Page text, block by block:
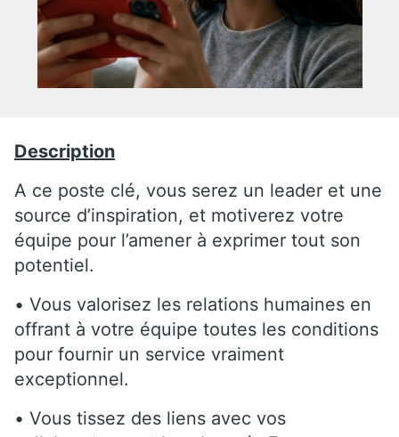
Description
A ce poste clé, vous serez un leader et une
source d’inspiration, et motiverez votre
équipe pour l’amener à exprimer tout son
potentiel.
• Vous valorisez les relations humaines en
offrant à votre équipe toutes les conditions
pour fournir un service vraiment
exceptionnel.
• Vous tissez des liens avec vos